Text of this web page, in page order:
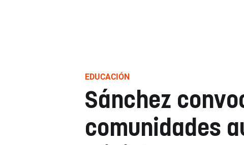
EDUCACIÓN
Sánchez
comunidades